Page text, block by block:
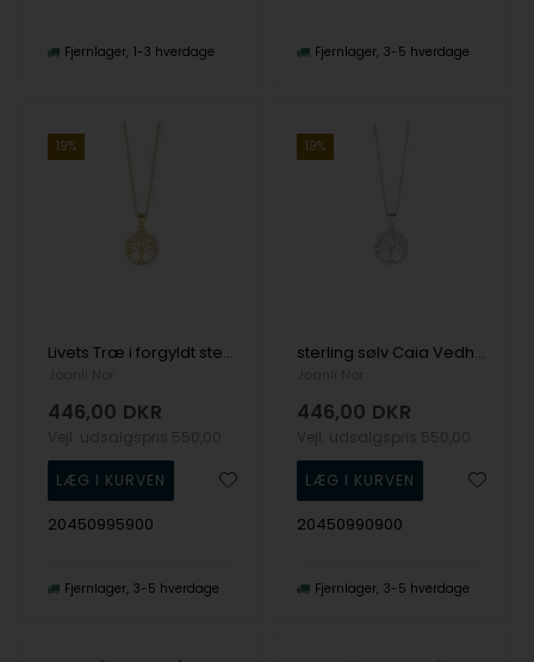
Fjernlager 1-3 hverdage Fjernlager 3-5 hverdage
19%
Livets Træ i forgyldt sterling sølv med kæde overflade fra Joanli Nor
446,00 DKR
20450995900
Fjernlager 3-5 hverdage
19%
sterling sølv Caia Vedhæng med kæde med blank overflade fra Joanli Nor
446,00 DKR
20450990900
Fjernlager 3-5 hverdage